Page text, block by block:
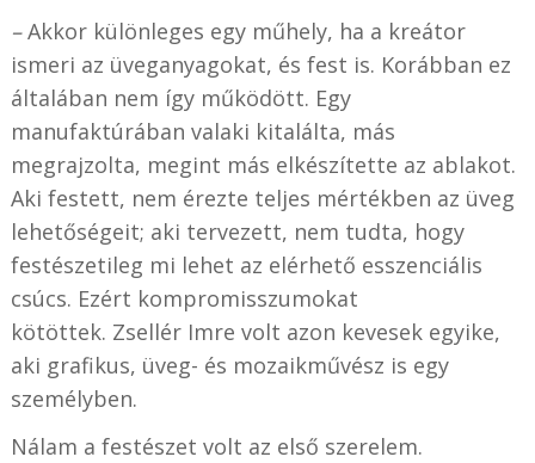
–Akkor különleges egy műhely, ha a kreátor
ismeri az üveganyagokat, és fest is. Korábban ez
általában nem így működött. Egy
manufaktúrában valaki kitalálta, más
megrajzolta, megint más elkészítette az ablakot.
Aki festett, nem érezte teljes mértékben az üveg
lehetőségeit; aki tervezett, nem tudta, hogy
festészetileg mi lehet az elérhető esszenciális
csúcs. Ezért kompromisszumokat
kötöttek. Zsellér Imre volt azon kevesek egyike,
aki grafikus, üveg- és mozaikművész is egy
személyben.
Nálam a festészet volt az első szerelem.